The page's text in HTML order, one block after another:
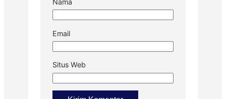
Email
Situs Web